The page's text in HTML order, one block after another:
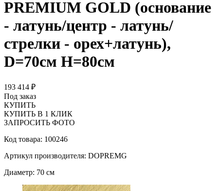
PREMIUM GOLD (основание
- латунь/центр - латунь/
стрелки - орех+латунь),
D=70см Н=80см
193 414 ₽
Под заказ
КУПИТЬ
КУПИТЬ В 1 КЛИК
ЗАПРОСИТЬ ФОТО
Код товара: 100246
Артикул производителя: DOPREMG
Диаметр: 70 см